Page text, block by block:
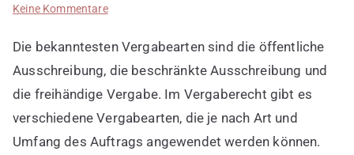
Keine Kommentarezu
Vergaberecht
gibt
es
Vergabearten
Die bekanntesten Vergabearten sind die öffentliche
Ausschreibung, die beschränkte Ausschreibung und
die freihändige Vergabe. Im Vergaberecht gibt es
verschiedene Vergabearten, die je nach Art und
Umfang des Auftrags angewendet werden können.